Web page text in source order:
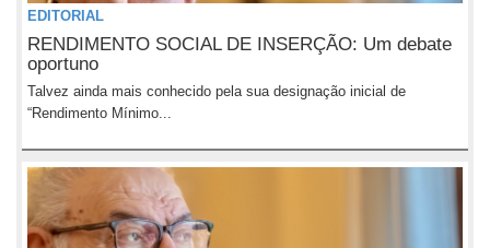
EDITORIAL
RENDIMENTO SOCIAL DE INSERÇÃO: Um debate
oportuno
Talvez ainda mais conhecido pela sua designação inicial de
“Rendimento Mínimo...